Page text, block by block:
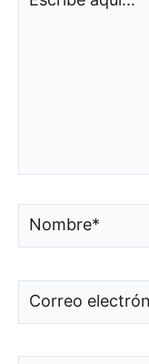
aquí...
Correo
electrónico*